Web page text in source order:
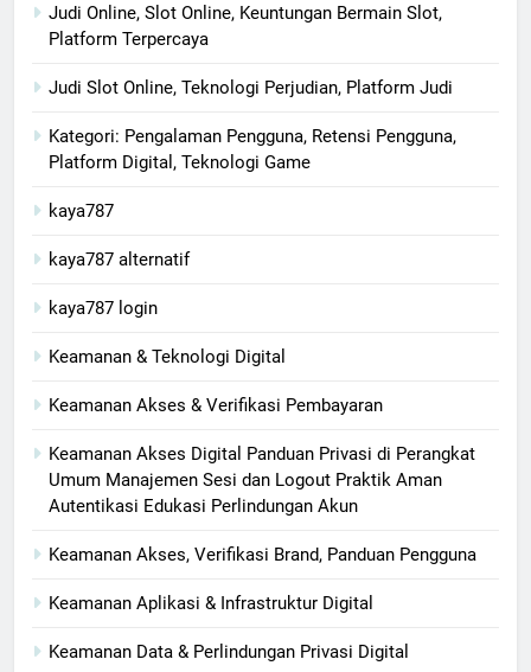
Judi Online, Slot Online, Keuntungan Bermain Slot,
Platform Terpercaya
Judi Slot Online, Teknologi Perjudian, Platform Judi
Kategori: Pengalaman Pengguna, Retensi Pengguna,
Platform Digital, Teknologi Game
kaya787
kaya787 alternatif
kaya787 login
Keamanan & Teknologi Digital
Keamanan Akses & Verifikasi Pembayaran
Keamanan Akses Digital Panduan Privasi di Perangkat
Umum Manajemen Sesi dan Logout Praktik Aman
Autentikasi Edukasi Perlindungan Akun
Keamanan Akses, Verifikasi Brand, Panduan Pengguna
Keamanan Aplikasi & Infrastruktur Digital
Keamanan Data & Perlindungan Privasi Digital